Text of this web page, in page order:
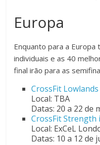
Europa
Enquanto para a
individuais e as 40
final irão para as
CrossFit
Local: TBA
Datas: 20 a 22 de
CrossFit Strength
Local: ExCeL
Datas: 10 a 12 de